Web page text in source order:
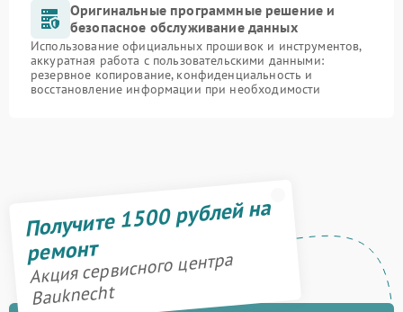
Оригинальные программные решение и
безопасное обслуживание данных
Использование официальных прошивок и инструментов,
аккуратная работа с пользовательскими данными:
резервное копирование, конфиденциальность и
восстановление информации при необходимости
Получите 1500 рублей на
ремонт
Акция сервисного центра
Bauknecht